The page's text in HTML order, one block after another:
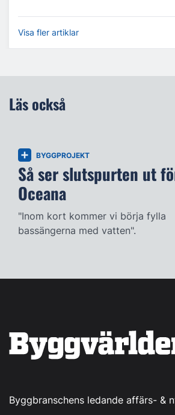
Visa fler artiklar
Läs också
BYGGPROJEKT
Så ser slutspurten ut
Oceana
"Inom kort kommer vi börja fylla
bassängerna med vatten".
Byggbranschens ledande affärs- &